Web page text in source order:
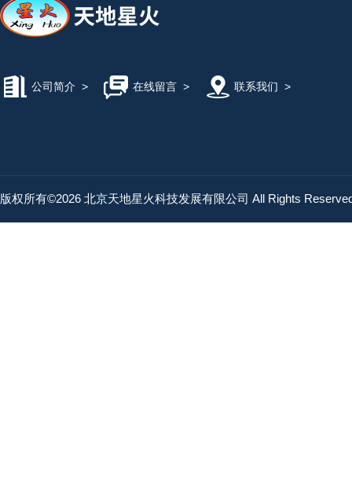
公司简介 > 在线留言> 联系我们 >
版权所有©2026 北京天地星火科技发展有限公司 All Rights